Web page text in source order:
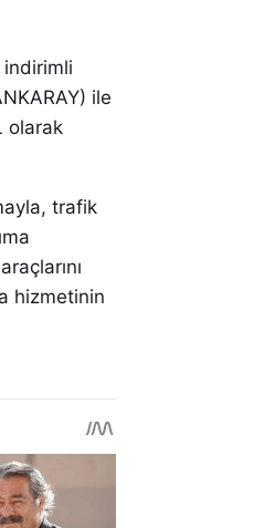
indirimli
ile
olarak
trafik
hizmetinin